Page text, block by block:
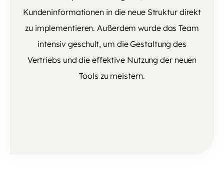
Kundeninformationen in die neue Struktur direkt
zu implementieren. Außerdem wurde das Team
intensiv geschult, um die Gestaltung des
Vertriebs und die effektive Nutzung der neuen
Tools zu meistern.